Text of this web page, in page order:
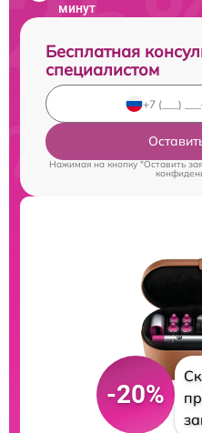
минут
Бесплатная
специалистом
Нажимая на кнопку "Оставить
-20%